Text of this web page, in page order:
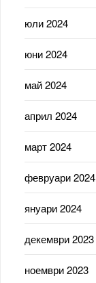
юли 2024
юни 2024
май 2024
април 2024
март 2024
февруари 2024
януари 2024
декември 2023
ноември 2023